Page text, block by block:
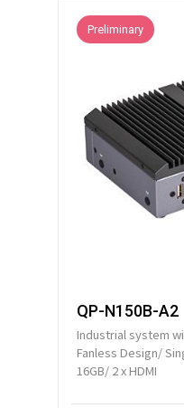
Preliminary
QP-N150B-A2
Industrial system
Fanless Design/
16GB/ 2 x HDMI